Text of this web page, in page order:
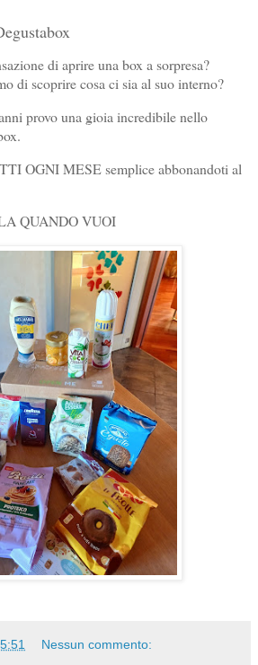
di aprire una box a sorpresa?
di scoprire cosa ci sia al suo interno?
provo una gioia incredibile nello
OGNI MESE semplice abbonandoti al
QUANDO VUOI
Nessun commento: